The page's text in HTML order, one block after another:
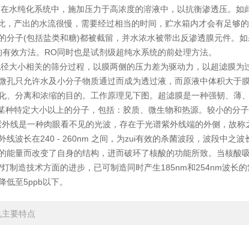
水纯化系统中，施加压力于高浓度的溶液中，以抗衡渗透压。
，产出的水流很慢，需要经过相当的时间，贮水箱内才会有足够
分子(包括盐类和糖)都被截留，并水浓水被带出反渗透膜元件。
效方法。RO同时也是试剂级超纯水系统的前处理方法。
小相关的筛分过程，以膜两侧的压力差为驱动力，以超滤膜为
孔只允许水及小分子物质通过而成为透过液，而原液中体积大于
、分离和浓缩的目的。工作原理见下图。超滤膜是一种强韧、
种特定大小以上的分子，包括：胶质、微生物和热源。较小的分
是一种肉眼看不见的光波，存在于光谱紫外线端的外侧，故称
线波长在240 - 260nm 之间，为zui有效的杀菌波段，波段中之
能量而改变了自身的结构，进而破环了核酸的功能所致。当核酸
制造技术方面的进步，已可制造同时产生185nm和254nm波长
低至5ppb以下。
要特点